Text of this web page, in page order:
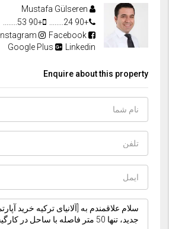
+90 24........
+90 53........
Facebook
Instagram
Linkedin
Google Plus
Enquire about this property